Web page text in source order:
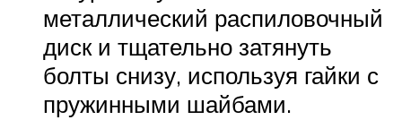
металлический распиловочный
диск и тщательно затянуть
болты снизу, используя гайки с
пружинными шайбами.